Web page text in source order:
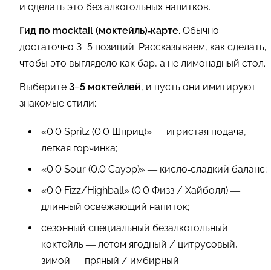
и сделать это без алкогольных напитков.
Гид по mocktail (моктейль)‑карте. Обычно
достаточно 3−5 позиций. Рассказываем, как сделать,
чтобы это выглядело как бар, а не лимонадный стол.
Выберите 3−5 моктейлей, и пусть они имитируют
знакомые стили:
«0.0 Spritz (0.0 Шприц)» — игристая подача,
легкая горчинка;
«0.0 Sour (0.0 Сауэр)» — кисло‑сладкий баланс;
«0.0 Fizz/Highball» (0.0 Физз / Хайболл) —
длинный освежающий напиток;
сезонный специальный безалкогольный
коктейль — летом ягодный / цитрусовый,
зимой — пряный / имбирный.